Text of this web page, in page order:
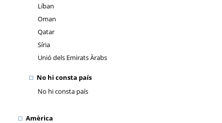
Líban
Oman
Qatar
Síria
Unió dels Emirats Àrabs
No hi consta país
No hi consta país
Amèrica